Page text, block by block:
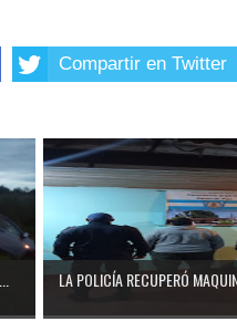
Compartir en Twitter
LA POLICÍA RECUPERÓ